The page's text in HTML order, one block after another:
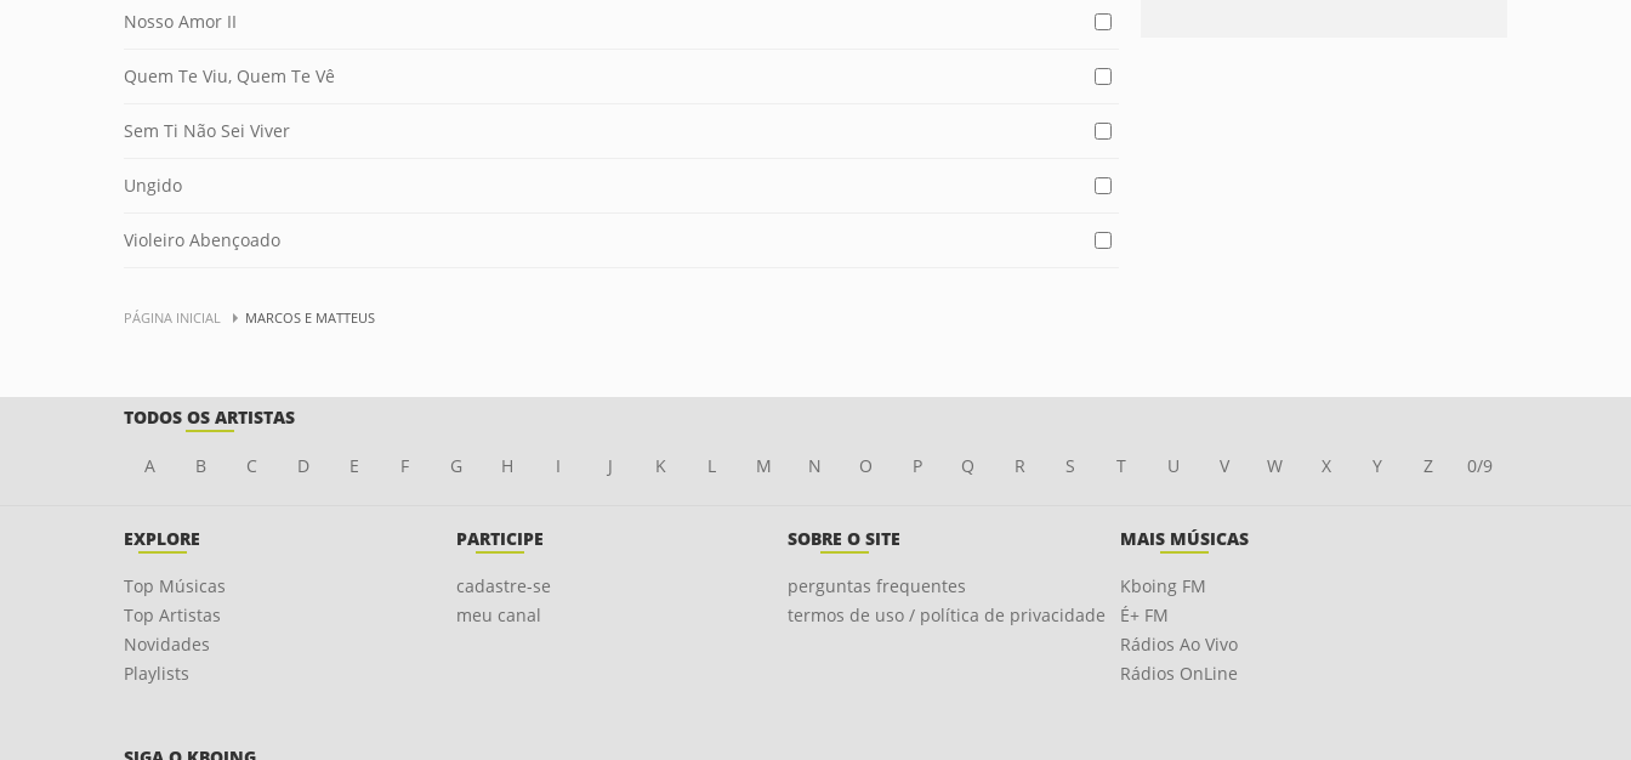
Nosso Amor II
Quem Te Viu, Quem Te Vê
Sem Ti Não Sei Viver
Ungido
Violeiro Abençoado
PÁGINA INICIAL MARCOS E MATTEUS
TODOS OS ARTISTAS
A B C D E F G H I J K L M N O P Q R S T U V W X Y Z 0/9
EXPLORE
Top Músicas
Top Artistas
Novidades
Playlists
PARTICIPE
cadastre-se
meu canal
SOBRE O SITE
perguntas frequentes
termos de uso / política de privacidade
MAIS MÚSICAS
Kboing FM
É+ FM
Rádios Ao Vivo
Rádios OnLine